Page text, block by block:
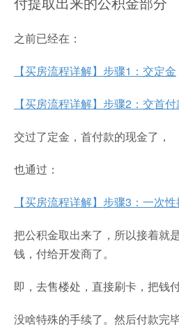
之前已经在：
【买房流程详解】步骤1：交定金
【买房流程详解】步骤2：交首
交过了定金，首付款的现金了，
也通过：
【买房流程详解】步骤3：一次
把公积金取出来了，所以接着就
钱，付给开发商了。
即，去售楼处，直接刷卡，把钱付
没啥特殊的手续了。然后付款完